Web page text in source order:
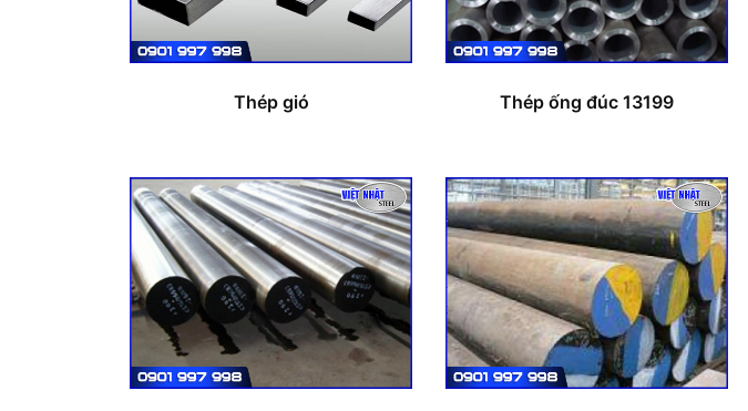
Thép gió Thép ống đúc 13199